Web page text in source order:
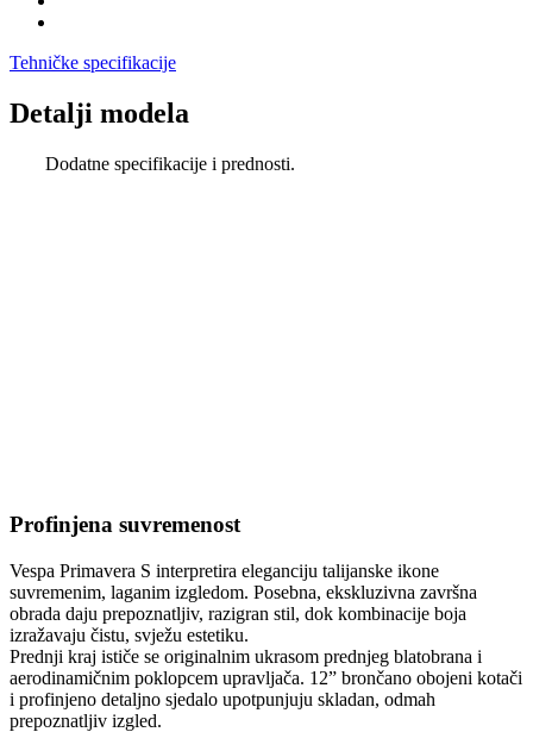
Tehničke specifikacije
Detalji modela
Dodatne specifikacije i prednosti.
Profinjena suvremenost
Vespa Primavera S interpretira eleganciju talijanske ikone
suvremenim, laganim izgledom. Posebna, ekskluzivna završna
obrada daju prepoznatljiv, razigran stil, dok kombinacije boja
izražavaju čistu, svježu estetiku.
Prednji kraj ističe se originalnim ukrasom prednjeg blatobrana i
aerodinamičnim poklopcem upravljača. 12” brončano obojeni kotači
i profinjeno detaljno sjedalo upotpunjuju skladan, odmah
prepoznatljiv izgled.